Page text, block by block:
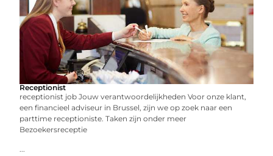
Receptionist
receptionist job Jouw verantwoordelijkheden Voor onze klant,
een financieel adviseur in Brussel, zijn we op zoek naar een
parttime receptioniste. Taken zijn onder meer
Bezoekersreceptie
...